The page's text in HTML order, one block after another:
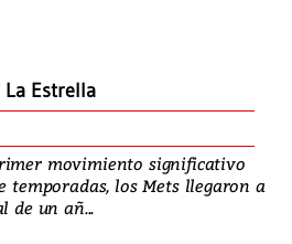
La Estrella
movimiento significativo
temporadas, los Mets llegaron a
de un añ...